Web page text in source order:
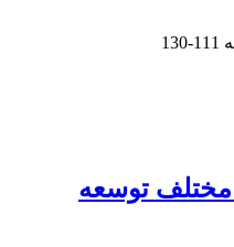
111-130
مختلف توسعه